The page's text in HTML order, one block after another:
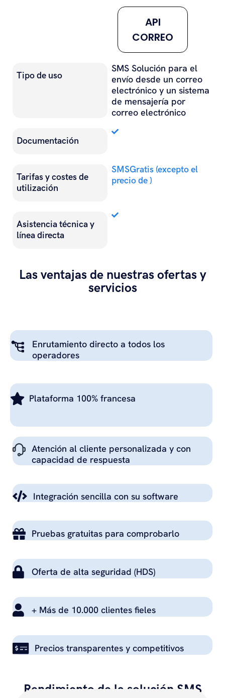
API
CORREO
Tipo de uso
SMS Solución para el
envío desde un correo
electrónico y un sistema
de mensajería por
correo electrónico
Documentación
Tarifas y costes de
utilización
SMSGratis (excepto el
precio de )
Asistencia técnica y
línea directa
Las ventajas de nuestras ofertas y
servicios
Enrutamiento directo a todos los
operadores
Plataforma 100% francesa
Atención al cliente personalizada y con
capacidad de respuesta
Integración sencilla con su software
Pruebas gratuitas para comprobarlo
Oferta de alta seguridad (HDS)
+ Más de 10.000 clientes fieles
Precios transparentes y competitivos
Rendimiento de la solución SMS